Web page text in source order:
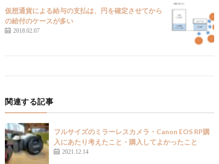
仮想通貨による給与の支払は、円を確定させてから
の給付のケースが多い
2018.02.07
関連する記事
フルサイズのミラーレスカメラ・Canon EOS RP購
入にあたり考えたこと・購入してよかったこと
2021.12.14